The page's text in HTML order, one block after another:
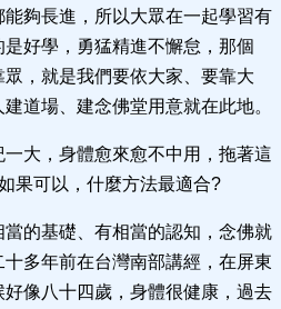
夠長進，所以大眾在一起學習有
好學，勇猛精進不懈怠，那個
，就是我們要依大家、要靠大
道場、建念佛堂用意就在此地。
大，身體愈來愈不中用，拖著這
果可以，什麼方法最適合?
的基礎、有相當的認知，念佛就
多年前在台灣南部講經，在屏東
像八十四歲，身體很健康，過去